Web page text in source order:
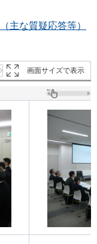
主な質疑応答等）
画面サイズで表示